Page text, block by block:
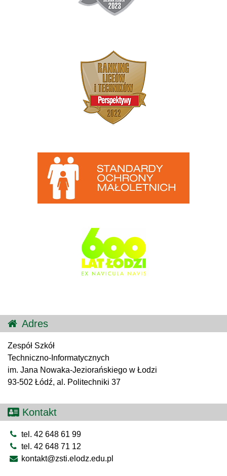
Adres
Zespół Szkół
Techniczno-Informatycznych
im. Jana Nowaka-Jeziorańskiego w Łodzi
93-502 Łódź, al. Politechniki 37
Kontakt
tel. 42 648 61 99
tel. 42 648 71 12
kontakt@zsti.elodz.edu.pl